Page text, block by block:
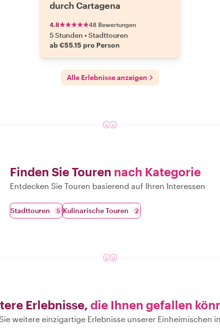
durch Cartagena
4.8 48 Bewertungen
5 Stunden •Stadttouren
ab €55.15 pro Person
Alle Erlebnisse anzeigen
Finden Sie Touren nach Kategorie
Entdecken Sie Touren basierend auf Ihren Interessen
Stadttouren 5 Kulinarische Touren 2
Erlebnisse, die Ihnen gefallen
weitere einzigartige Erlebnisse unserer Einheimischen